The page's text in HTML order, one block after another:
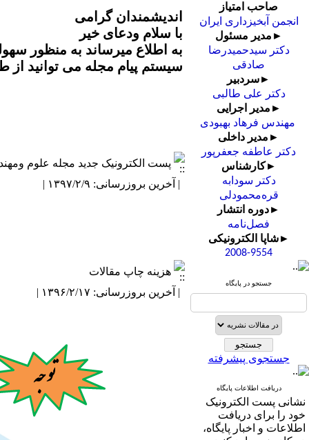
صاحب امتیاز
انجمن آبخیزداری ایران
►مدیر مسئول
دکتر سیدحمیدرضا
صادقی
►سردبیر
دکتر علی طالبی
►مدیر اجرایی
مهندس فرهاد بهبودی
►مدیر داخلی
دکتر عاطفه جعفرپور
►کارشناس
دکتر سودابه
قره‌محمودلی
►دوره انتشار
فصل‌نامه
►شاپا الکترونیکی
2008-9554
جستجو در پایگاه
جستجوی پیشرفته
دریافت اطلاعات پایگاه
نشانی پست الکترونیک
خود را برای دریافت
اطلاعات و اخبار پایگاه،
اندیشمندان گرامی
با سلام ودعای خیر
به اطلاع میرساند به منظور
سیستم پیام مجله می توانید
پست الکترونیک جدید مجله علوم
| آخرین بروزرسانی: ۱۳۹۷/۲/۹ |
هزینه چاپ مقالات
| آخرین بروزرسانی: ۱۳۹۶/۲/۱۷ |